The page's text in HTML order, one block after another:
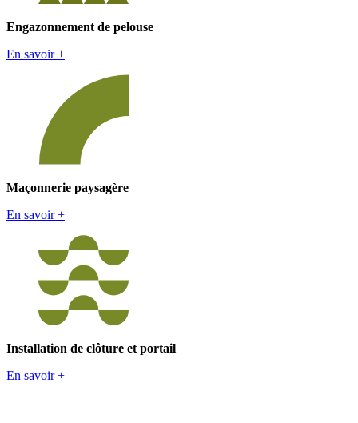
Engazonnement de pelouse
En savoir +
Maçonnerie paysagère
En savoir +
Installation de clôture et portail
En savoir +